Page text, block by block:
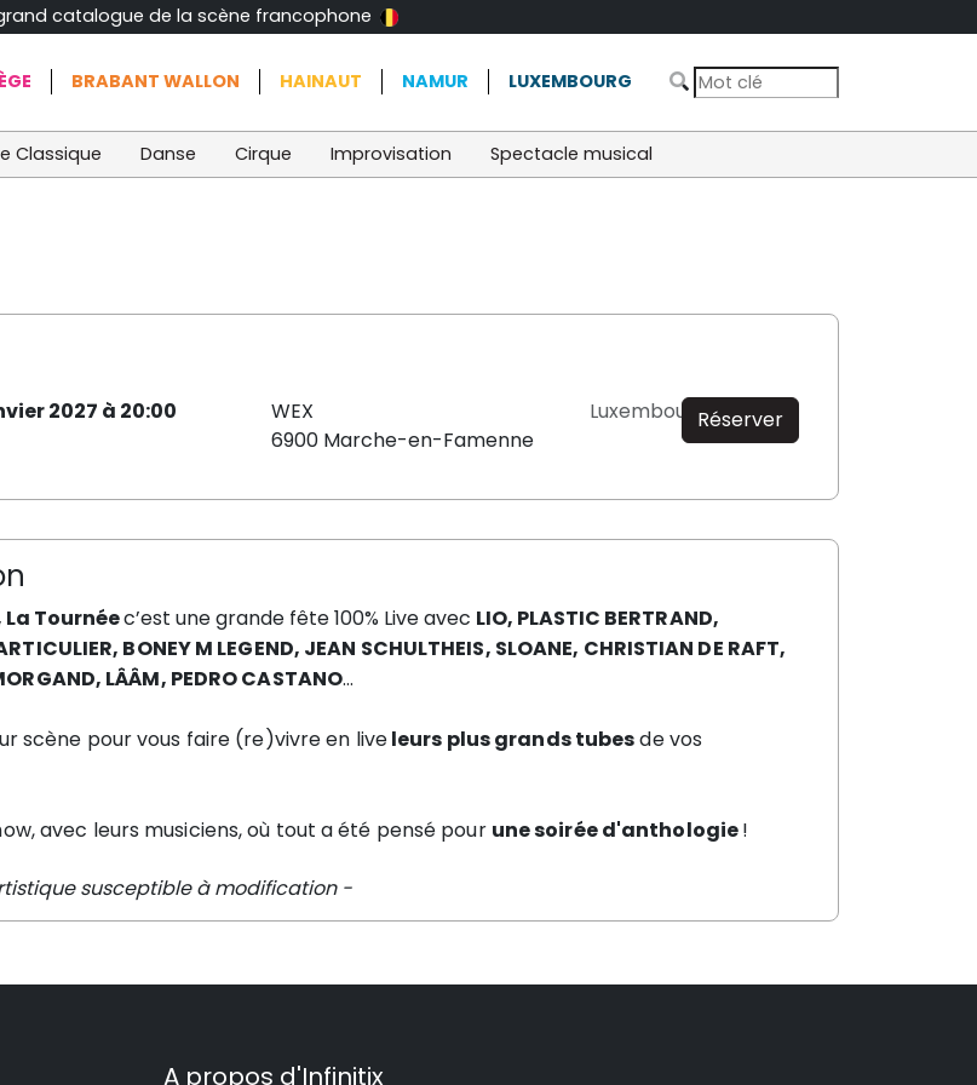
catalogue de la scène francophone
BRABANT WALLON HAINAUT NAMUR LUXEMBOURG
Classique Danse Cirque Improvisation Spectacle musical
2027 à 20:00
WEX
6900 Marche-en-Famenne
LuxembourgRéserver
La Tournéec’est une grande fête 100% Live avec LIO, PLASTIC BERTRAND,
BONEY M LEGEND, JEAN SCHULTHEIS, SLOANE, CHRISTIAN DE RAFT,
LÂÂM, PEDRO CASTANO…
scène pour vous faire (re)vivre en liveleurs plus grands tubesde vos
avec leurs musiciens, où tout a été pensé pour unesoirée d'anthologie!
susceptible à modification -
A propos d'Infinitix